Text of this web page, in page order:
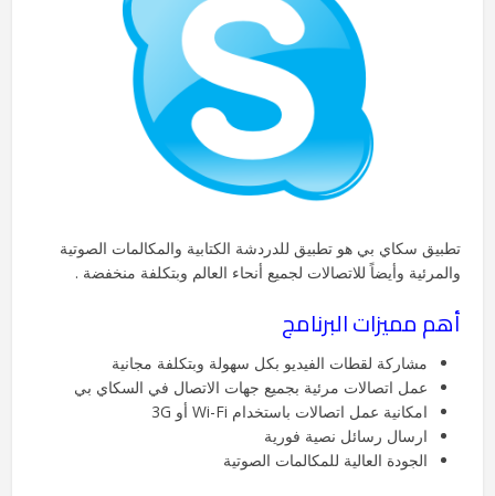
تطبيق سكاي بي هو تطبيق للدردشة الكتابية والمكالمات الصوتية
والمرئية وأيضاً للاتصالات لجميع أنحاء العالم وبتكلفة منخفضة .
أهم مميزات البرنامج
مشاركة لقطات الفيديو بكل سهولة وبتكلفة مجانية
عمل اتصالات مرئية بجميع جهات الاتصال في السكاي بي
امكانية عمل اتصالات باستخدام Wi-Fi أو 3G
ارسال رسائل نصية فورية
الجودة العالية للمكالمات الصوتية